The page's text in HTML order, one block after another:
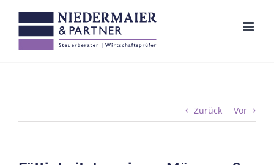
Inhalt
springen
Zurück Vor